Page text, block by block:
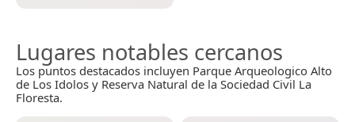
Lugares notables cercanos
Los puntos destacados incluyen Parque Arqueologico Alto
de Los Idolos y Reserva Natural de la Sociedad Civil La
Floresta.